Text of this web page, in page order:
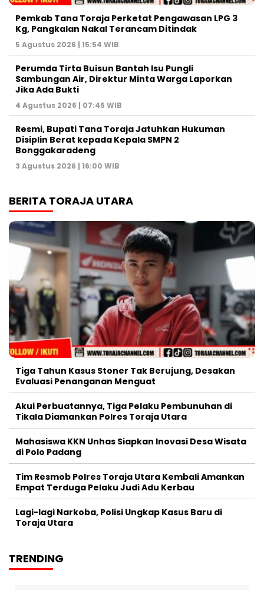
Pemkab Tana Toraja Perketat Pengawasan LPG 3
Kg, Pangkalan Nakal Terancam Ditindak
5 Agustus 2026 | 15:54 WIB
Perumda Tirta Buisun Bantah Isu Pungli
Sambungan Air, Direktur Minta Warga Laporkan
Jika Ada Bukti
4 Agustus 2026 | 07:45 WIB
Resmi, Bupati Tana Toraja Jatuhkan Hukuman
Disiplin Berat kepada Kepala SMPN 2
Bonggakaradeng
3 Agustus 2026 | 16:00 WIB
BERITA TORAJA UTARA
Tiga Tahun Kasus Stoner Tak Berujung, Desakan
Evaluasi Penanganan Menguat
Akui Perbuatannya, Tiga Pelaku Pembunuhan di
Tikala Diamankan Polres Toraja Utara
Mahasiswa KKN Unhas Siapkan Inovasi Desa Wisata
di Polo Padang
Tim Resmob Polres Toraja Utara Kembali Amankan
Empat Terduga Pelaku Judi Adu Kerbau
Lagi-lagi Narkoba, Polisi Ungkap Kasus Baru di
Toraja Utara
TRENDING